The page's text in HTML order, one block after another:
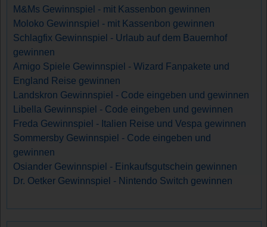
M&Ms Gewinnspiel - mit Kassenbon gewinnen
Moloko Gewinnspiel - mit Kassenbon gewinnen
Schlagfix Gewinnspiel - Urlaub auf dem Bauernhof
gewinnen
Amigo Spiele Gewinnspiel - Wizard Fanpakete und
England Reise gewinnen
Landskron Gewinnspiel - Code eingeben und gewinnen
Libella Gewinnspiel - Code eingeben und gewinnen
Freda Gewinnspiel - Italien Reise und Vespa gewinnen
Sommersby Gewinnspiel - Code eingeben und
gewinnen
Osiander Gewinnspiel - Einkaufsgutschein gewinnen
Dr. Oetker Gewinnspiel - Nintendo Switch gewinnen